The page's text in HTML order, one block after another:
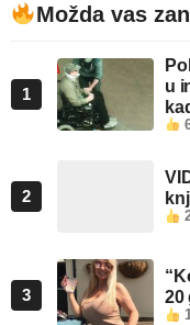
Možda vas
1
u
2
3
20